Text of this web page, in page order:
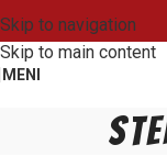
Skip to navigation
Skip to main content
MENI